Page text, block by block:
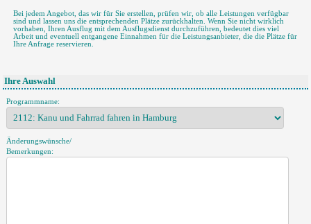
Bei jedem Angebot, das wir für Sie erstellen, prüfen wir, ob alle Leistungen verfügbar
sind und lassen uns die entsprechenden Plätze zurückhalten. Wenn Sie nicht wirklich
vorhaben, Ihren Ausflug mit dem Ausflugsdienst durchzuführen, bedeutet dies viel
Arbeit und eventuell entgangene Einnahmen für die Leistungsanbieter, die die Plätze für
Ihre Anfrage reservieren.
Ihre Auswahl
Programmname:
Änderungswünsche/
Bemerkungen: